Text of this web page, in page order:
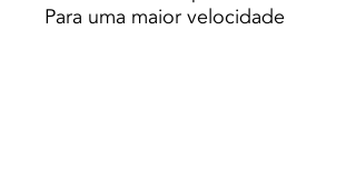
Para uma maior velocidade